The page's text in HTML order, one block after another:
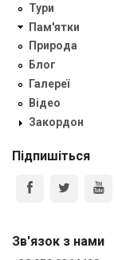
Тури
Пам'ятки
Природа
Блог
Галереї
Відео
Закордон
Підпишіться
Зв'язок з нами